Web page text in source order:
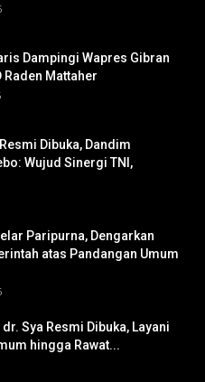
Dampingi Wapres Gibran
Raden Mattaher
Dibuka, Dandim
Wujud Sinergi TNI,
Paripurna, Dengarkan
atas Pandangan Umum
Sya Resmi Dibuka, Layani
hingga Rawat...